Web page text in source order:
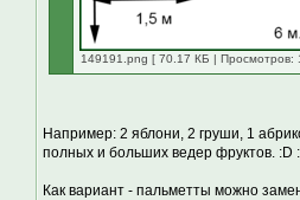
149191.png [ 70.17 КБ | Просмотров:
Например: 2 яблони, 2 груши, 1
полных и больших ведер фруктов. :D
Как вариант - пальметты можно